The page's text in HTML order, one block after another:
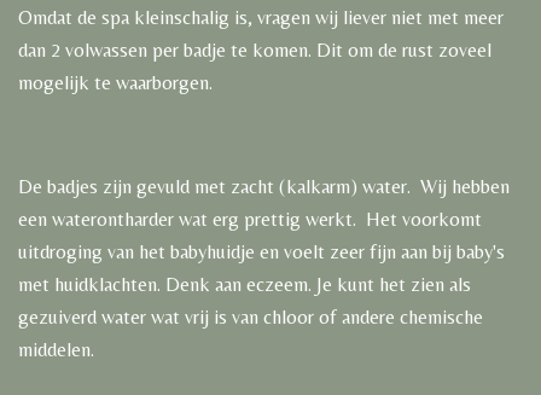
Omdat de spa kleinschalig is, vragen wij liever niet met meer
dan 2 volwassen per badje te komen. Dit om de rust zoveel
mogelijk te waarborgen.
De badjes zijn gevuld met zacht (kalkarm) water. Wij hebben
een waterontharder wat erg prettig werkt. Het voorkomt
uitdroging van het babyhuidje en voelt zeer fijn aan bij baby's
met huidklachten. Denk aan eczeem. Je kunt het zien als
gezuiverd water wat vrij is van chloor of andere chemische
middelen.